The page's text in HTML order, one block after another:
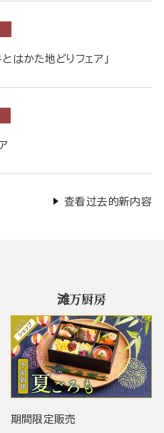
はかた地どりフェア」
查看过去的新内容
滩万厨房
期間限定販売